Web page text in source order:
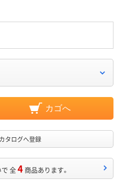
カゴへ
タログへ登録
で 全4 商品あります。